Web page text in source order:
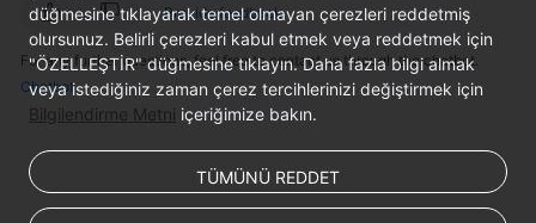
Tool
Guide
API
Reference
Provide feedback
For any further questions, feel free to contact us through the chatbot.
Chatbot
düğmesine tıklayarak temel olmayan çerezleri reddetmiş
olursunuz. Belirli çerezleri kabul etmek veya reddetmek için
"ÖZELLEŞTİR" düğmesine tıklayın. Daha fazla bilgi almak
veya istediğiniz zaman çerez tercihlerinizi değiştirmek için
Bilgilendirme Metni içeriğimize bakın.
TÜMÜNÜ REDDET